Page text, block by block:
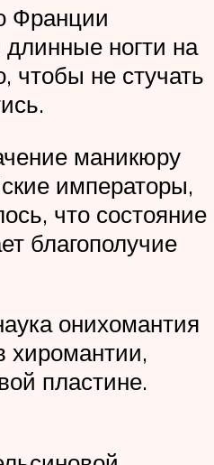
Франции
ногти на
чтобы не стучать
маникюру
императоры,
что состояние
благополучие
онихомантия
хиромантии,
пластине.